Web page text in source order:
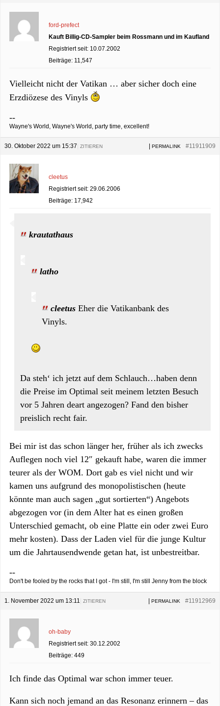
ford-prefect
Kauft Billig-CD-Sampler beim Rossmann und im Kaufland
Registriert seit: 10.07.2002
Beiträge: 11,547
Vielleicht nicht der Vatikan … aber sicher doch eine
Erzdiözese des Vinyls
--
Wayne's World, Wayne's World, party time, excellent!
30. Oktober 2022 um 15:37 #11911909
PERMALINK
ZITIEREN
cleetus
Registriert seit: 29.06.2006
Beiträge: 17,942
krautathaus
latho
cleetus Eher die Vatikanbank des
Vinyls.
Da steh‘ ich jetzt auf dem Schlauch…haben denn
die Preise im Optimal seit meinem letzten Besuch
vor 5 Jahren deart angezogen? Fand den bisher
preislich recht fair.
Bei mir ist das schon länger her, früher als ich zwecks
Auflegen noch viel 12″ gekauft habe, waren die immer
teurer als der WOM. Dort gab es viel nicht und wir
kamen uns aufgrund des monopolistischen (heute
könnte man auch sagen „gut sortierten“) Angebots
abgezogen vor (in dem Alter hat es einen großen
Unterschied gemacht, ob eine Platte ein oder zwei Euro
mehr kosten). Dass der Laden viel für die junge Kultur
um die Jahrtausendwende getan hat, ist unbestreitbar.
--
Don't be fooled by the rocks that I got - I'm still, I'm still Jenny from the block
1. November 2022 um 13:11 #11912969
PERMALINK
ZITIEREN
oh-baby
Registriert seit: 30.12.2002
Beiträge: 449
Ich finde das Optimal war schon immer teuer.
Kann sich noch jemand an das Resonanz erinnern – das